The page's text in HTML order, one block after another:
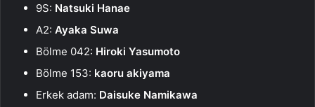
9S: Natsuki Hanae
A2: Ayaka Suwa
Bölme 042: Hiroki Yasumoto
Bölme 153: kaoru akiyama
Erkek adam: Daisuke Namikawa